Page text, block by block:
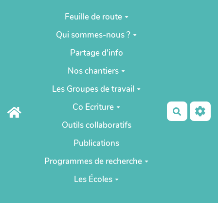
Aller au contenu principal
Feuille de route
Qui sommes-nous ?
Partage d'info
Nos chantiers
Les Groupes de travail
Co Ecriture
Outils collaboratifs
Publications
Programmes de recherche
Les Écoles